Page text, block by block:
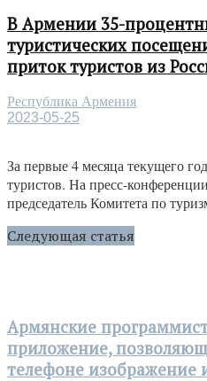
В Армении 35-
туристических
приток туристов из
Республика Армения
2023-05-25
За первые 4 месяца текущего
туристов. На пресс-
председатель Комитета по
Следующая статья
Армянские
приложение,
телефоне изображение